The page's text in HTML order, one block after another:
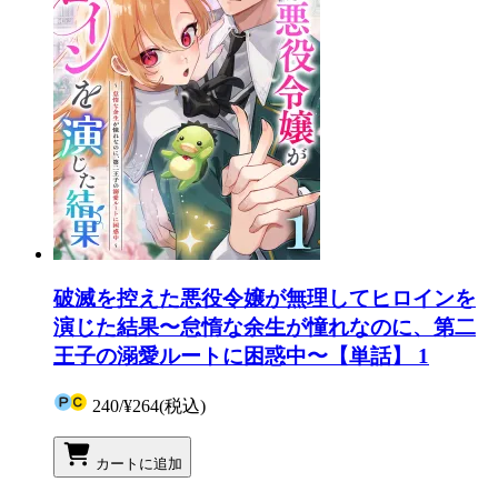
破滅を控えた悪役令嬢が無理してヒロインを
演じた結果〜怠惰な余生が憧れなのに、第二
王子の溺愛ルートに困惑中〜【単話】 1
240/¥264(税込)
カートに追加